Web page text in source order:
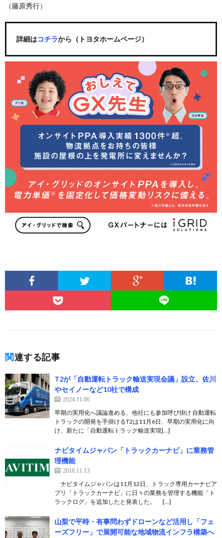
（藤原秀行）
詳細はコチラから（トヨタホームページ）
関連する記事
T2が「自動運転トラック輸送実現会議」設立、佐川
やセイノーなど10社で構成
2024.11.06
早期の実用化へ議論進める、他社にも参加呼び掛け 自動運転
トラックの開発を手掛けるT2は11月6日、早期の実用化に向
け、新たに「自動運転トラック輸送実現[…]
ナビタイムジャパン「トラックカーナビ」に業務管
理機能
2018.11.13
ナビタイムジャパンは11月12日、トラック専用カーナビア
プリ「トラックカーナビ」に日々の業務を管理する機能「ト
ラックログ」を追加したと発表した。 […]
山梨で平時・有事問わずドローンなど活用し「フェ
ーズフリー」で展開可能な地域物流インフラ構築へ